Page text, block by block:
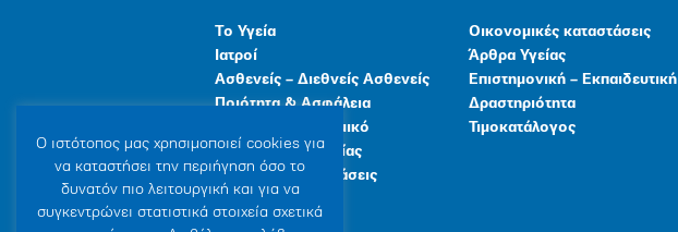
Το Υγεία
Ιατροί
Ασθενείς – Διεθνείς Ασθενείς
Ποιότητα & Ασφάλεια
Ανθρώπινο Δυναμικό
Προγράμματα Υγείας
Γενικές Εγκαταστάσεις
Οικονομικές καταστάσεις
Άρθρα Υγείας
Επιστημονική – Εκπαιδευτική
Δραστηριότητα
Τιμοκατάλογος
Ο ιστότοπoς μας χρησιμοποιεί cookies για
να καταστήσει την περιήγηση όσο το
δυνατόν πιο λειτουργική και για να
συγκεντρώνει στατιστικά στοιχεία σχετικά